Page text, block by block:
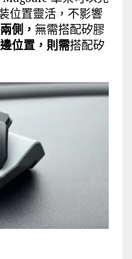
位置靈活，不影響
側， 無需搭配矽膠
位置，則需搭配矽